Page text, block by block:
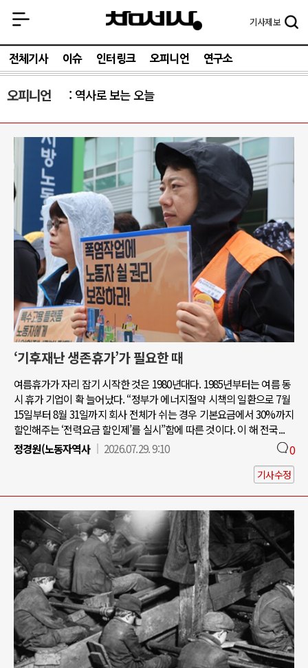
기사제보
전체기사 이슈 인터링크 오피니언 연구소
오피니언 역사로 보는 오늘
‘기후재난 생존휴가’가 필요한 때
여름휴가가 자리 잡기 시작한 것은 1980년대다. 1985년부터는 여름 동
시 휴가 기업이 확 늘어났다. “정부가 에너지절약 시책의 일환으로 7월
15일부터 8월 31일까지 회사 전체가 쉬는 경우 기본요금에서 30%까지
할인해주는 ‘전력요금 할인제’를 실시”함에 따른 것이다. 이 해 전국...
정경원(노동자역사
2026.07.29. 9:10 0
기사수정